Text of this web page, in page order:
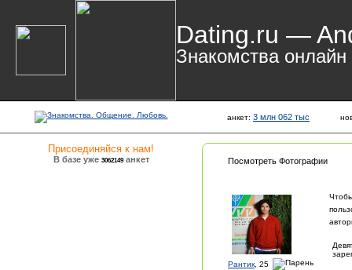
Dating.ru —
Знакомства онлайн
анкет: 3 млн 062 тыс
Присоединяйся к нам!
В базе уже 3062149анкет Посмотреть Фотографии
Рантик , 25